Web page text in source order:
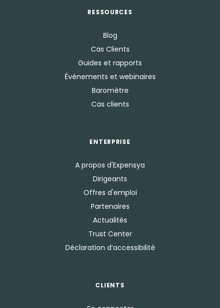
RESSOURCES
Blog
Cas Clients
Guides et rapports
Événements et webinaires
Baromètre
Cas clients
ENTERPRISE
A propos d'Expensya
Dirigeants
Offres d'emploi
Partenaires
Actualités
Trust Center
Déclaration d’accessibilité
CLIENTS